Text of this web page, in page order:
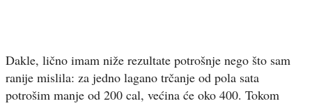
Dakle, lično imam niže rezultate potrošnje nego što sam
ranije mislila: za jedno lagano trčanje od pola sata
potrošim manje od 200 cal, većina će oko 400. Tokom